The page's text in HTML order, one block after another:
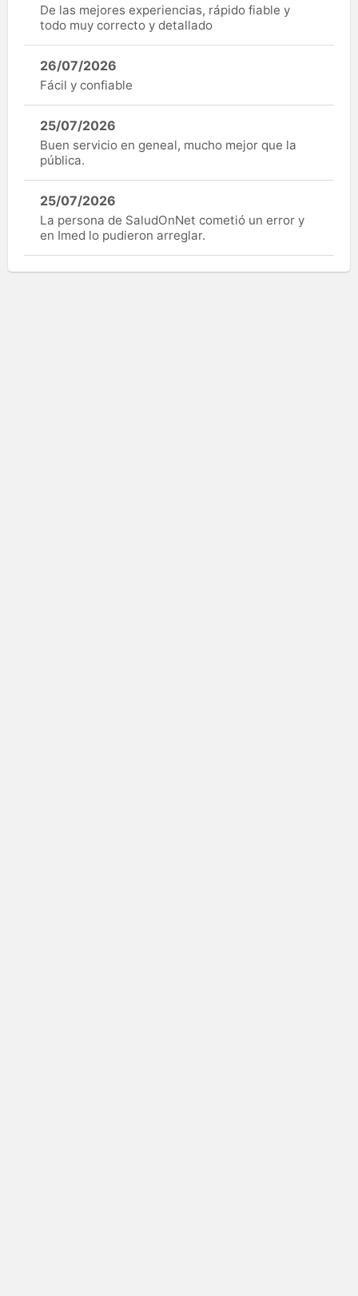
De las mejores experiencias, rápido fiable y
todo muy correcto y detallado
26/07/2026
Fácil y confiable
25/07/2026
Buen servicio en geneal, mucho mejor que la
pública.
25/07/2026
La persona de SaludOnNet cometió un error y
en Imed lo pudieron arreglar.